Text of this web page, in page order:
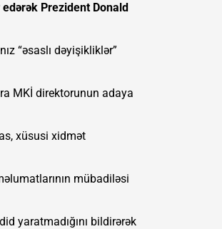
Prezident Donald
“əsaslı dəyişikliklər”
MKİ direktorunun adaya
xüsusi xidmət
mübadiləsi
yaratmadığını bildirərək